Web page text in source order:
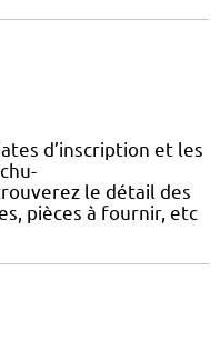
d’inscription et les
le détail des
pièces à fournir, etc